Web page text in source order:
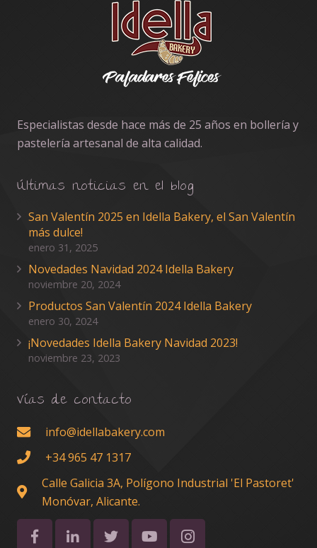
Especialistas desde hace más de 25 años en bollería y
pastelería artesanal de alta calidad.
Últimas noticias en el blog
San Valentín 2025 en Idella Bakery, el San Valentín
más dulce!
enero 31, 2025
Novedades Navidad 2024 Idella Bakery
noviembre 20, 2024
Productos San Valentín 2024 Idella Bakery
enero 30, 2024
¡Novedades Idella Bakery Navidad 2023!
noviembre 23, 2023
Vías de contacto
info@idellabakery.com
+34 965 47 1317
Calle Galicia 3A, Polígono Industrial 'El Pastoret'
Monóvar, Alicante.